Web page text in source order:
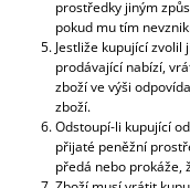
prostředky jiným
pokud mu tím
Jestliže kupující
prodávající nabízí,
zboží ve výši
zboží.
Odstoupí-li kupující
přijaté peněžní
předá nebo prokáže,